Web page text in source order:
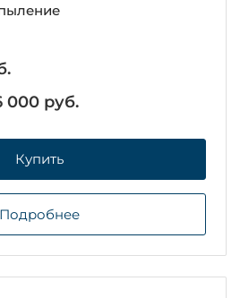
000 руб.
Купить
Подробнее